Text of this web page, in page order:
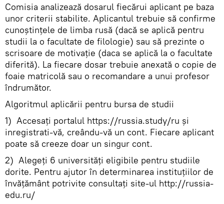
Comisia analizează dosarul fiecărui aplicant pe baza
unor criterii stabilite. Aplicantul trebuie să confirme
cunoștințele de limba rusă (dacă se aplică pentru
studii la o facultate de filologie) sau să prezinte o
scrisoare de motivație (daca se aplică la o facultate
diferită). La fiecare dosar trebuie anexată o copie de
foaie matricolă sau o recomandare a unui profesor
îndrumător.
Algoritmul aplicării pentru bursa de studii
1) Accesați portalul https://russia.study/ru și
inregistrati-vă, creându-vă un cont. Fiecare aplicant
poate să creeze doar un singur cont.
2) Alegeți 6 universități eligibile pentru studiile
dorite. Pentru ajutor în determinarea instituțiilor de
învățământ potrivite consultați site-ul http://russia-
edu.ru/